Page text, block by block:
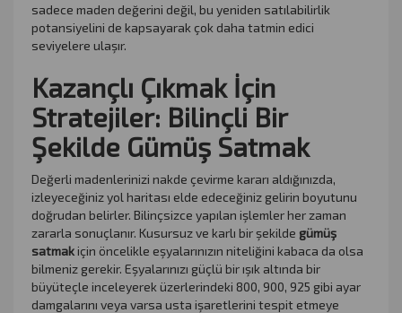
sadece maden değerini değil, bu yeniden satılabilirlik
potansiyelini de kapsayarak çok daha tatmin edici
seviyelere ulaşır.
Kazançlı Çıkmak İçin
Stratejiler: Bilinçli Bir
Şekilde Gümüş Satmak
Değerli madenlerinizi nakde çevirme kararı aldığınızda,
izleyeceğiniz yol haritası elde edeceğiniz gelirin boyutunu
doğrudan belirler. Bilinçsizce yapılan işlemler her zaman
zararla sonuçlanır. Kusursuz ve karlı bir şekilde gümüş
satmakiçin öncelikle eşyalarınızın niteliğini kabaca da olsa
bilmeniz gerekir. Eşyalarınızı güçlü bir ışık altında bir
büyüteçle inceleyerek üzerlerindeki 800, 900, 925 gibi ayar
damgalarını veya varsa usta işaretlerini tespit etmeye